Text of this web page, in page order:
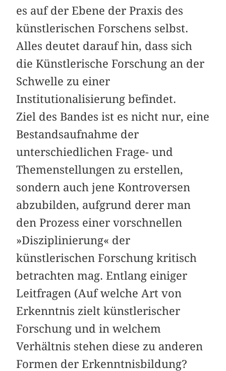
es auf der Ebene der Praxis des
künstlerischen Forschens selbst.
Alles deutet darauf hin, dass sich
die Künstlerische Forschung an der
Schwelle zu einer
Institutionalisierung befindet.
Ziel des Bandes ist es nicht nur, eine
Bestandsaufnahme der
unterschiedlichen Frage- und
Themenstellungen zu erstellen,
sondern auch jene Kontroversen
abzubilden, aufgrund derer man
den Prozess einer vorschnellen
»Disziplinierung« der
künstlerischen Forschung kritisch
betrachten mag. Entlang einiger
Leitfragen (Auf welche Art von
Erkenntnis zielt künstlerischer
Forschung und in welchem
Verhältnis stehen diese zu anderen
Formen der Erkenntnisbildung?